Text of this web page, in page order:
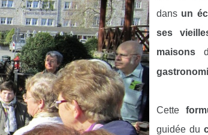
dans un
ses
maisons
Cette
guidée du